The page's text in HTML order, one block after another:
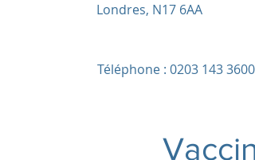
Londres, N17 6AA
Téléphone : 0203 143 3600